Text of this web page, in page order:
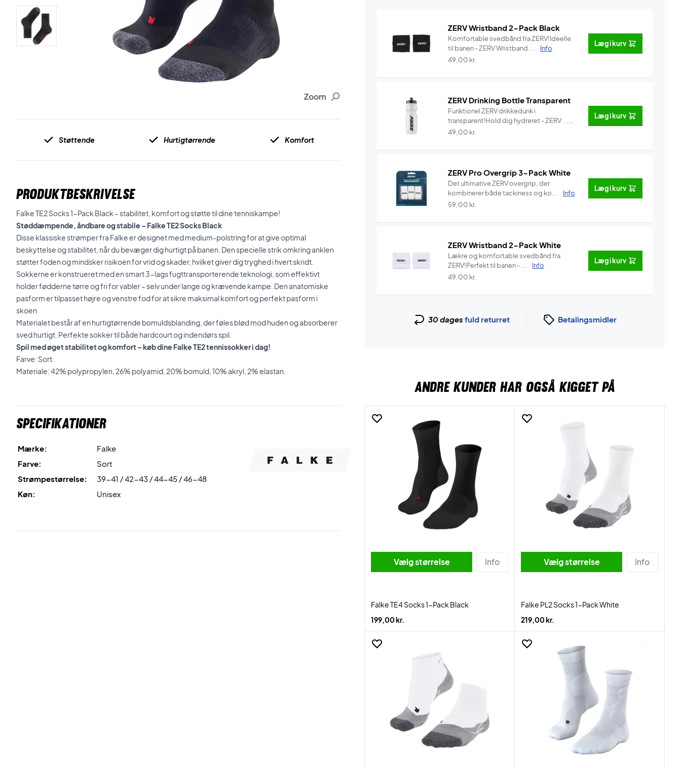
Zoom
Støttende Hurtigtørrende Komfort
PRODUKTBESKRIVELSE
Falke TE2 Socks 1-Pack Black – stabilitet, komfort og støtte til dine tenniskampe!
Støddæmpende, åndbare og stabile – Falke TE2 Socks Black
Disse klassiske strømperfra Falke er designet med medium-polstring for at give optimal
beskyttelse og stabilitet, når du bevæger dig hurtigt på banen. Den specielle strik omkring anklen
støtter foden og mindsker risikoen for vrid og skader, hvilket giver dig tryghed i hvert skridt.
Sokkerne er konstrueret med en smart 3-lags fugttransporterende teknologi, som effektivt
holder fødderne tørre og fri for vabler – selv under lange og krævende kampe. Den anatomiske
pasform er tilpasset højre og venstre fod for at sikre maksimal komfort og perfekt pasform i
skoen.
Materialet består af en hurtigtørrende bomuldsblanding, der føles blød mod huden og absorberer
sved hurtigt. Perfekte sokker til både hardcourt og indendørs spil.
Spil med øget stabilitet og komfort – køb dine Falke TE2 tennissokker i dag!
Farve: Sort.
Materiale: 42% polypropylen, 26% polyamid, 20% bomuld, 10% akryl, 2% elastan.
Specifikationer
Mærke:
Falke
Farve:
Sort
Strømpestørrelse:
39-41 / 42-43 / 44-45 / 46-48
Køn:
Unisex
ZERV Wristband 2-Pack Black
Komfortable svedbånd fra ZERV!Ideelle
til banen - ZERV Wristband ...
Info
49,00 kr.
Læg i kurv
ZERV Drinking Bottle Transparent
Funktionel ZERV drikkedunk i
transparent!Hold dig hydreret - ZERV ...
Info
49,00 kr.
Læg i kurv
ZERV Pro Overgrip 3-Pack White
Det ultimative ZERV overgrip, der
kombinerer både tackiness og ko...
Info
59,00 kr.
Læg i kurv
ZERV Wristband 2-Pack White
Lækre og komfortable svedbånd fra
ZERV!Perfekt til banen - ...
Info
49,00 kr.
Læg i kurv
30 dages fuld returret Betalingsmidler
ANDRE KUNDER HAR OGSÅ KIGGET PÅ
Vælg størrelse Info
Falke TE4 Socks 1-Pack Black
199,00 kr.
Vælg størrelse Info
Falke PL2 Socks 1-Pack White
219,00 kr.